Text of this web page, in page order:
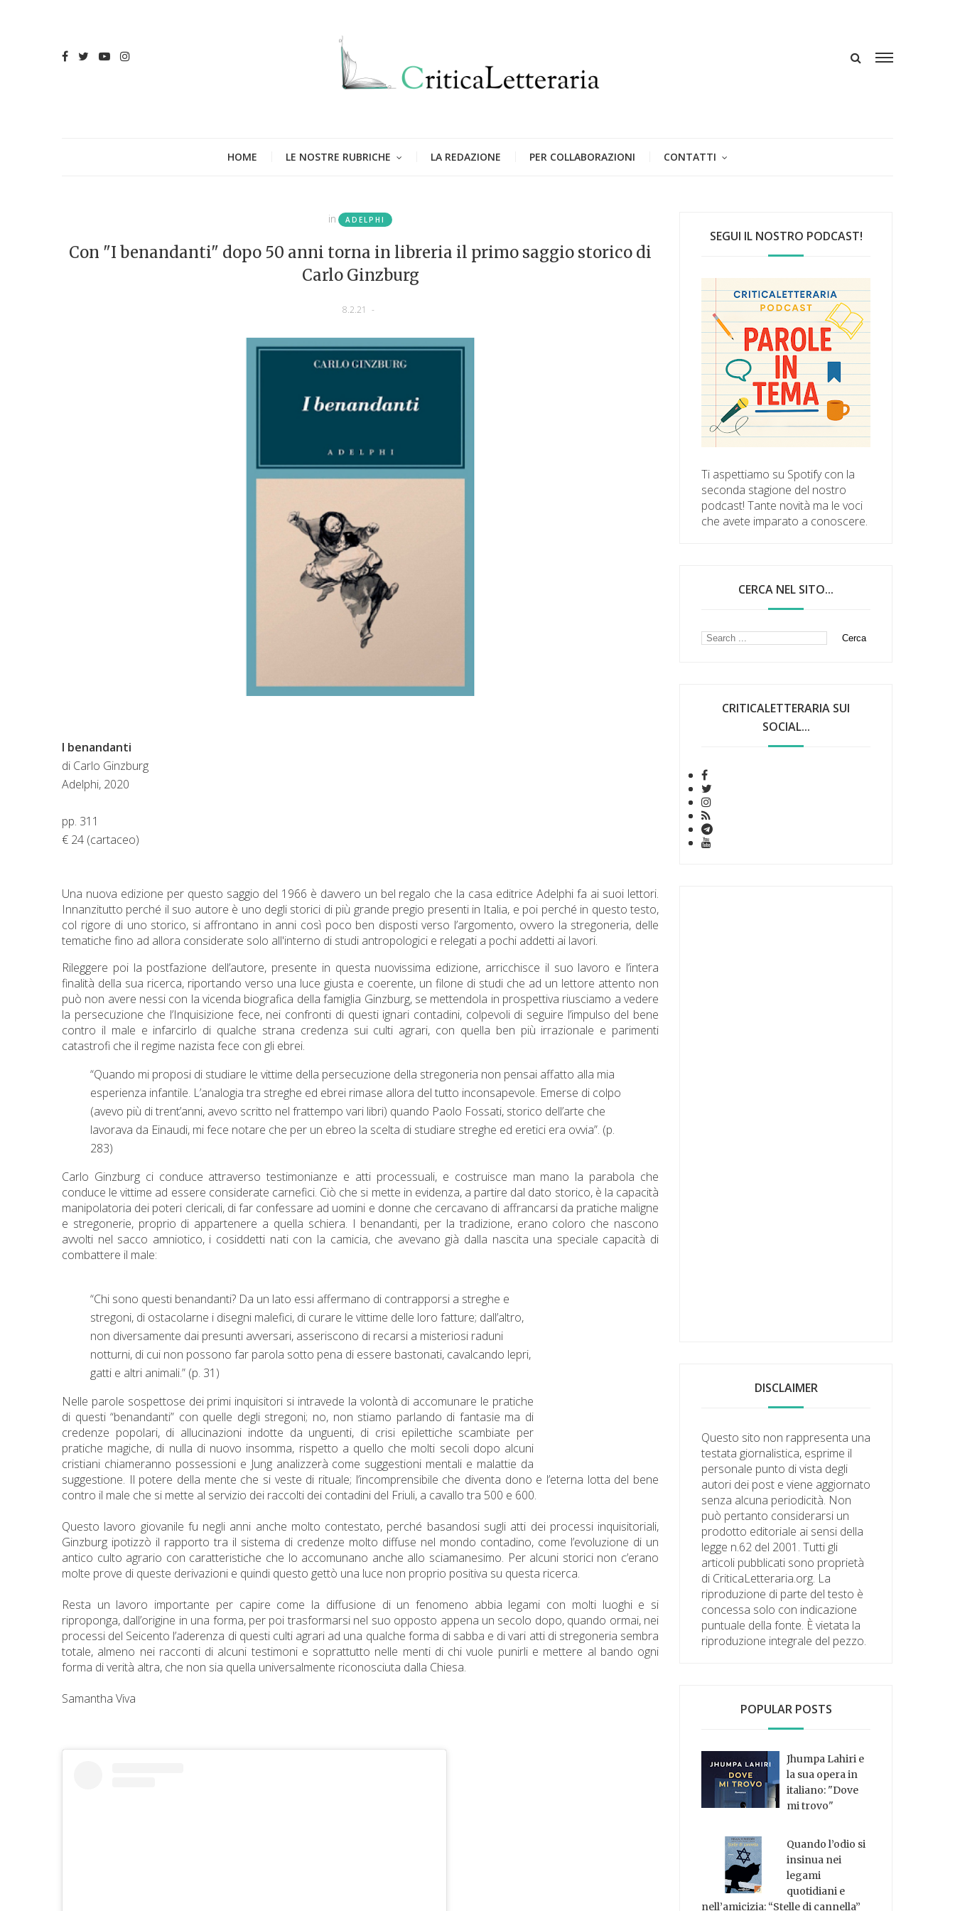
HOME LE NOSTRE RUBRICHE LA REDAZIONE PER COLLABORAZIONI CONTATTI
in ADELPHI
Con "I benandanti" dopo 50 anni torna in libreria il primo saggio storico di
Carlo Ginzburg
8.2.21 -
I benandanti
di Carlo Ginzburg
Adelphi, 2020
pp. 311
€ 24 (cartaceo)
Una nuova edizione per questo saggio del 1966 è davvero un bel regalo che la casa editrice Adelphi fa ai suoi lettori.
Innanzitutto perché il suo autore è uno degli storici di più grande pregio presenti in Italia, e poi perché in questo testo,
col rigore di uno storico, si affrontano in anni così poco ben disposti verso l’argomento, ovvero la stregoneria, delle
tematiche fino ad allora considerate solo all'interno di studi antropologici e relegati a pochi addetti ai lavori.
Rileggere poi la postfazione dell’autore, presente in questa nuovissima edizione, arricchisce il suo lavoro e l’intera
finalità della sua ricerca, riportando verso una luce giusta e coerente, un filone di studi che ad un lettore attento non
può non avere nessi con la vicenda biografica della famiglia Ginzburg, se mettendola in prospettiva riusciamo a vedere
la persecuzione che l’Inquisizione fece, nei confronti di questi ignari contadini, colpevoli di seguire l’impulso del bene
contro il male e infarcirlo di qualche strana credenza sui culti agrari, con quella ben più irrazionale e parimenti
catastrofi che il regime nazista fece con gli ebrei.
“Quando mi proposi di studiare le vittime della persecuzione della stregoneria non pensai affatto alla mia
esperienza infantile. L’analogia tra streghe ed ebrei rimase allora del tutto inconsapevole. Emerse di colpo
(avevo più di trent’anni, avevo scritto nel frattempo vari libri) quando Paolo Fossati, storico dell’arte che
lavorava da Einaudi, mi fece notare che per un ebreo la scelta di studiare streghe ed eretici era ovvia”. (p.
283)
Carlo Ginzburg ci conduce attraverso testimonianze e atti processuali, e costruisce man mano la parabola che
conduce le vittime ad essere considerate carnefici. Ciò che si mette in evidenza, a partire dal dato storico, è la capacità
manipolatoria dei poteri clericali, di far confessare ad uomini e donne che cercavano di affrancarsi da pratiche maligne
e stregonerie, proprio di appartenere a quella schiera. I benandanti, per la tradizione, erano coloro che nascono
avvolti nel sacco amniotico, i cosiddetti nati con la camicia, che avevano già dalla nascita una speciale capacità di
combattere il male:
“Chi sono questi benandanti? Da un lato essi affermano di contrapporsi a streghe e
stregoni, di ostacolarne i disegni malefici, di curare le vittime delle loro fatture; dall’altro,
non diversamente dai presunti avversari, asseriscono di recarsi a misteriosi raduni
notturni, di cui non possono far parola sotto pena di essere bastonati, cavalcando lepri,
gatti e altri animali.” (p. 31)
Nelle parole sospettose dei primi inquisitori si intravede la volontà di accomunare le pratiche
di questi “benandanti” con quelle degli stregoni; no, non stiamo parlando di fantasie ma di
credenze popolari, di allucinazioni indotte da unguenti, di crisi epilettiche scambiate per
pratiche magiche, di nulla di nuovo insomma, rispetto a quello che molti secoli dopo alcuni
cristiani chiameranno possessioni e Jung analizzerà come suggestioni mentali e malattie da
suggestione. Il potere della mente che si veste di rituale; l’incomprensibile che diventa dono e l’eterna lotta del bene
contro il male che si mette al servizio dei raccolti dei contadini del Friuli, a cavallo tra 500 e 600.
Questo lavoro giovanile fu negli anni anche molto contestato, perché basandosi sugli atti dei processi inquisitoriali,
Ginzburg ipotizzò il rapporto tra il sistema di credenze molto diffuse nel mondo contadino, come l’evoluzione di un
antico culto agrario con caratteristiche che lo accomunano anche allo sciamanesimo. Per alcuni storici non c’erano
molte prove di queste derivazioni e quindi questo gettò una luce non proprio positiva su questa ricerca.
Resta un lavoro importante per capire come la diffusione di un fenomeno abbia legami con molti luoghi e si
riproponga, dall’origine in una forma, per poi trasformarsi nel suo opposto appena un secolo dopo, quando ormai, nei
processi del Seicento l’aderenza di questi culti agrari ad una qualche forma di sabba e di vari atti di stregoneria sembra
totale, almeno nei racconti di alcuni testimoni e soprattutto nelle menti di chi vuole punirli e mettere al bando ogni
forma di verità altra, che non sia quella universalmente riconosciuta dalla Chiesa.
Samantha Viva
SEGUI IL NOSTRO PODCAST!
Ti aspettiamo su Spotify con la
seconda stagione del nostro
podcast! Tante novità ma le voci
che avete imparato a conoscere.
CERCA NEL SITO...
CRITICALETTERARIA SUI
SOCIAL...
DISCLAIMER
Questo sito non rappresenta una
testata giornalistica, esprime il
personale punto di vista degli
autori dei post e viene aggiornato
senza alcuna periodicità. Non
può pertanto considerarsi un
prodotto editoriale ai sensi della
legge n.62 del 2001. Tutti gli
articoli pubblicati sono proprietà
di CriticaLetteraria.org. La
riproduzione di parte del testo è
concessa solo con indicazione
puntuale della fonte. È vietata la
riproduzione integrale del pezzo.
POPULAR POSTS
Jhumpa Lahiri e
la sua opera in
italiano: "Dove
mi trovo"
Quando l’odio si
insinua nei
legami
quotidiani e
nell’amicizia: “Stelle di cannella”